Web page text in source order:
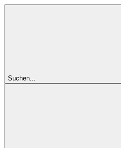
Suchen...